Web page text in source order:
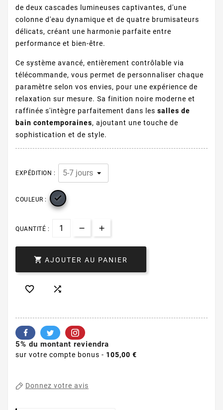
de deux cascades lumineuses captivantes, d'une
colonne d'eau dynamique et de quatre brumisateurs
délicats, créant une harmonie parfaite entre
performance et bien-être.
Ce système avancé, entièrement contrôlable via
télécommande, vous permet de personnaliser chaque
paramètre selon vos envies, pour une expérience de
relaxation sur mesure. Sa finition noire moderne et
raffinée s'intègre parfaitement dans les salles de
bain contemporaines, ajoutant une touche de
sophistication et de style.
EXPÉDITION :
COULEUR : 
QUANTITÉ :
 AJOUTER AU PANIER
 
5% du montant reviendra
sur votre compte bonus - 105,00 €
Donnez votre avis